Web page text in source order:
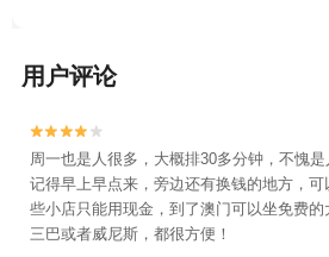
沙滩+港珠澳大桥珠海公路口岸+日月
龙飞行基地(日月贝)+华彬航空飞行
湾店)+珠海九洲航空飞行基地+九洲
中游览基地+辛巴达游艇俱乐部日月
+珠海直升机日月贝空中游览基地+
珠澳大桥+香炉湾沙滩+易航航空飞行
用户评论


周一也是人很多，大概排30多分钟，不愧是
记得早上早点来，旁边还有换钱的地方，
些小店只能用现金，到了澳门可以坐免费
三巴或者威尼斯，都很方便！